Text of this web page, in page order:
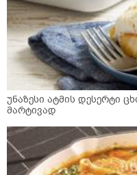
უნაზესი ატმის დესერტი
მარტივად